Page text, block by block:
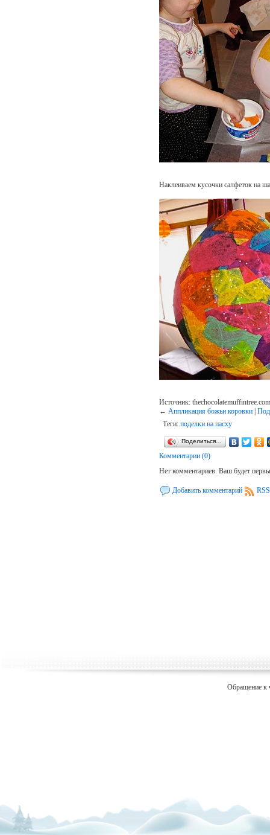
Наклеиваем кусочки салфеток на
Источник: thechocolatemuffintree.com
← Аппликация божьи коровки|
Теги: поделки на пасху
Поделиться…
Комментарии (0)
Нет комментариев. Ваш будет
Добавить комментарий
Обращение к